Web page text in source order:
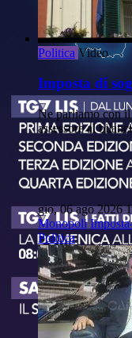
Politica Video
Imposta di
Ne parliamo con
assessore al
gio, 06 ago 2026
Monopoli
Politica